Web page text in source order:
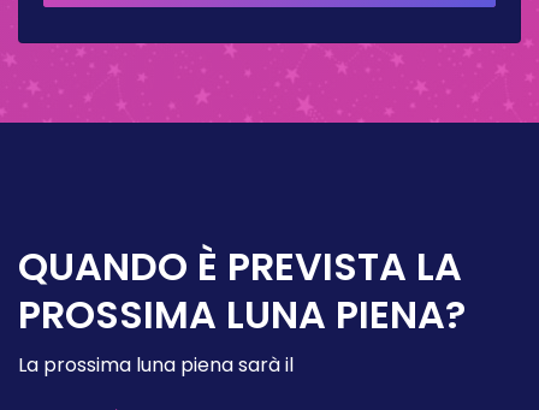
QUANDO È PREVISTA LA
PROSSIMA LUNA PIENA?
La prossima luna piena sarà il